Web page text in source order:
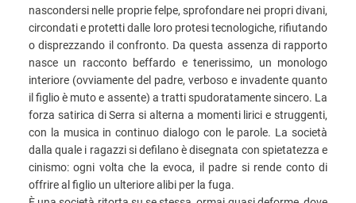
nascondersi nelle proprie felpe, sprofondare nei propri divani,
circondati e protetti dalle loro protesi tecnologiche, rifiutando
o disprezzando il confronto. Da questa assenza di rapporto
nasce un racconto beffardo e tenerissimo, un monologo
interiore (ovviamente del padre, verboso e invadente quanto
il figlio è muto e assente) a tratti spudoratamente sincero. La
forza satirica di Serra si alterna a momenti lirici e struggenti,
con la musica in continuo dialogo con le parole. La società
dalla quale i ragazzi si defilano è disegnata con spietatezza e
cinismo: ogni volta che la evoca, il padre si rende conto di
offrire al figlio un ulteriore alibi per la fuga.